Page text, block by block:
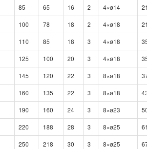
85 65 16 2 4×ø14
100 78 18 2 4×ø18
110 85 18 3 4×ø18
125 100 20 3 4×ø18
145 120 22 3 8×ø18
160 135 22 3 8×ø18
190 160 24 3 8×ø23
220 188 28 3 8×ø25
250 218 30 3 8×ø25